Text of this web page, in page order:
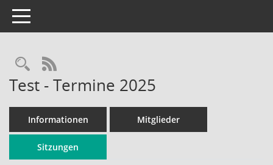
Toggle navigation
Rechercheauswahl
RSS-Feed
Test - Termine 2025
Informationen Mitglieder
Sitzungen